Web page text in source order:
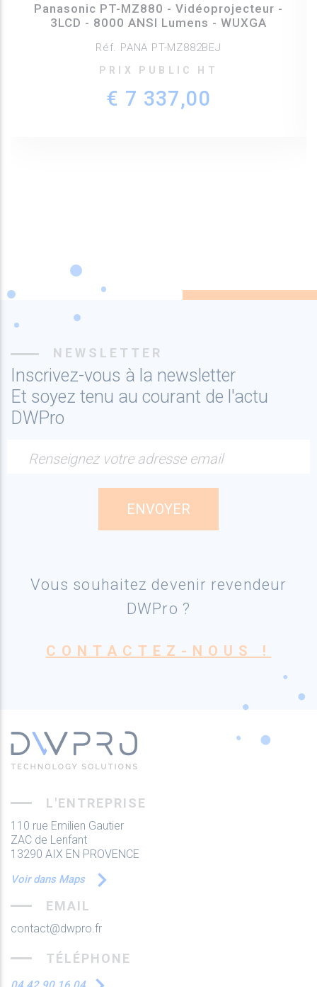
Panasonic PT-MZ880 - Vidéoprojecteur -
3LCD - 8000 ANSI Lumens - WUXGA
Réf. PANA PT-MZ882BEJ
PRIX PUBLIC HT
€ 7 337,00
NEWSLETTER
Inscrivez-vous à la newsletter
Et soyez tenu au courant de l'actu
DWPro
Renseignez votre adresse email
Vous souhaitez devenir revendeur
DWPro ?
CONTACTEZ-NOUS !
L'ENTREPRISE
110 rue Emilien Gautier
ZAC de Lenfant
13290 AIX EN PROVENCE
Voir dans Maps
EMAIL
contact@dwpro.fr
TÉLÉPHONE